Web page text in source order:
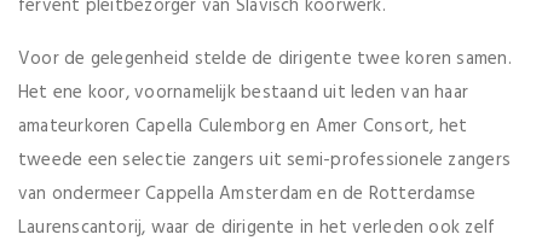
fervent pleitbezorger van Slavisch koorwerk.
Voor de gelegenheid stelde de dirigente twee koren samen.
Het ene koor, voornamelijk bestaand uit leden van haar
amateurkoren Capella Culemborg en Amer Consort, het
tweede een selectie zangers uit semi-professionele zangers
van ondermeer Cappella Amsterdam en de Rotterdamse
Laurenscantorij, waar de dirigente in het verleden ook zelf